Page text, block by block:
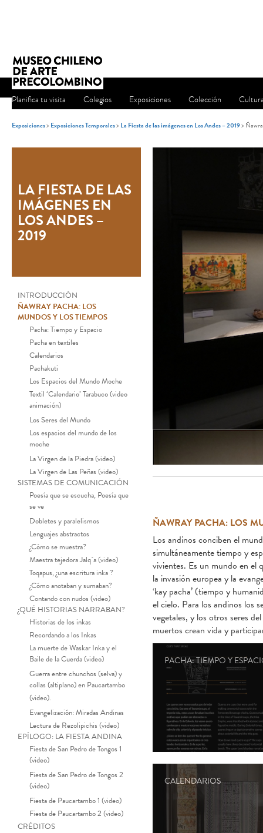
Planifica tu visita Colegios Exposiciones Colección
Exposiciones>Exposiciones Temporales>La Fiesta de las imágenes en Los Andes – 2019>
LA FIESTA DE LAS
IMÁGENES EN
LOS ANDES –
2019
INTRODUCCIÓN
ÑAWRAY PACHA: LOS
MUNDOS Y LOS TIEMPOS
Pacha: Tiempo y Espacio
Pacha en textiles
Calendarios
Pachakuti
Los Espacios del Mundo Moche
Textil ‘Calendario’ Tarabuco (video
animación)
Los Seres del Mundo
Los espacios del mundo de los
moche
La Virgen de la Piedra (video)
La Virgen de Las Peñas (video)
SISTEMAS DE COMUNICACIÓN
Poesía que se escucha, Poesía que
se ve
Dobletes y paralelismos
Lenguajes abstractos
¿Cómo se muestra?
Maestra tejedora Jalq´a (video)
Toqapus, ¿una escritura inka ?
¿Cómo anotaban y sumaban?
Contando con nudos (video)
¿QUÉ HISTORIAS NARRABAN?
Historias de los inkas
Recordando a los Inkas
La muerte de Waskar Inka y el
Baile de la Cuerda (video)
Guerra entre chunchos (selva) y
collas (altiplano) en Paucartambo
(video).
Evangelización: Miradas Andinas
Lectura de Rezolipichis (video)
EPÍLOGO: LA FIESTA ANDINA
Fiesta de San Pedro de Tongos 1
(video)
Fiesta de San Pedro de Tongos 2
(video)
Fiesta de Paucartambo 1 (video)
Fiesta de Paucartambo 2 (video)
CRÉDITOS
ÑAWRAY PACHA: LOS
Los andinos conciben el
simultáneamente tiempo y
vivientes. Es un mundo en el
la invasión europea y la
‘kay pacha’ (tiempo y
el cielo. Para los andinos los
vegetales, y los otros seres
muertos crean vida y
PACHA: TIEMPO Y
CALENDARIOS